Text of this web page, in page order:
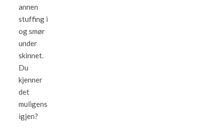
annen
stuffing i
og smør
under
skinnet.
Du
kjenner
det
muligens
igjen?